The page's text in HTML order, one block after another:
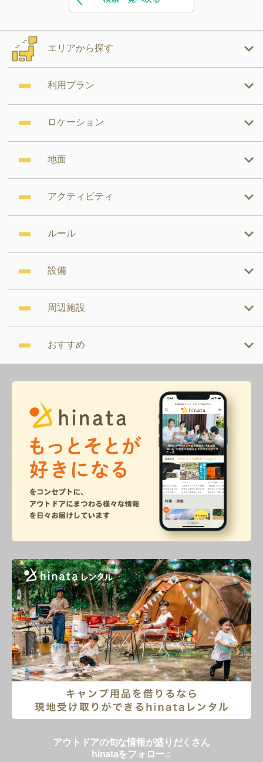
エリアから探す
利用プラン
ロケーション
地面
アクティビティ
ルール
設備
周辺施設
おすすめ
アウトドアの旬な情報が盛りだくさん
hinataをフォロー♫